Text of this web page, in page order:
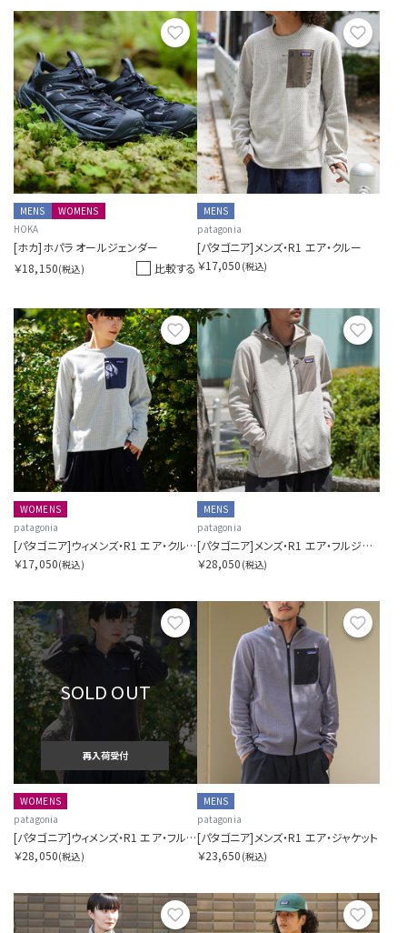
お気に入り
MENS
WOMENS
HOKA
[ホカ]ホパラ オールジェンダー
￥18,150(税込) 比較する
MENS
patagonia
[パタゴニア]メンズ・R1 エア・クルー
￥17,050 (税込)
お気に入り
WOMENS
patagonia
[パタゴニア]ウィメンズ・R1 エア・クルー
￥17,050(税込)
お気
MENS
patagonia
[パタゴニア]メンズ・R1 エア・フルジップ・フーディ
￥28,050 (税込)
お気に入り
SOLD OUT
再入荷受付
WOMENS
patagonia
[パタゴニア]ウィメンズ・R1 エア・フルジップ・フーディ
￥28,050(税込)
MENS
patagonia
[パタゴニア]メンズ・R1 エア・ジャケット
￥23,650 (税込)
お気に入り お気